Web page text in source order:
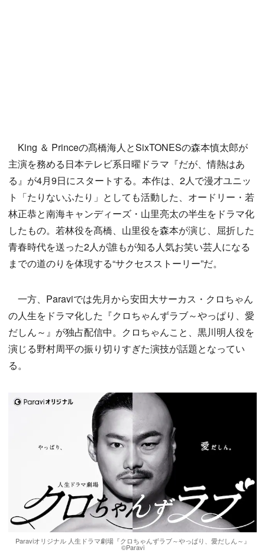
King ＆ Princeの髙橋海人とSixTONESの森本慎太郎が
主演を務める日本テレビ系日曜ドラマ『だが、情熱はあ
る』が4月9日にスタートする。本作は、2人で漫才ユニッ
ト「たりないふたり」としても活動した、オードリー・若
林正恭と南海キャンディーズ・山里亮太の半生をドラマ化
したもの。若林役を髙橋、山里役を森本が演じ、屈折した
青春時代を送った2人が誰もが知る人気お笑い芸人になる
までの道のりを体現する“サクセスストーリー”だ。
一方、Paraviでは先月から安田大サーカス・クロちゃん
の人生をドラマ化した『クロちゃんずラブ～やっぱり、愛
だしん～』が独占配信中。クロちゃんこと、黒川明人役を
演じる野村周平の振り切りすぎた演技が話題となってい
る。
Paraviオリジナル 人生ドラマ劇場『クロちゃんずラブ～やっぱり、愛だしん～』
©Paravi